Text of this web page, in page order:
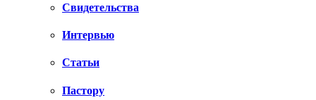
Свидетельства
Интервью
Статьи
Пастору